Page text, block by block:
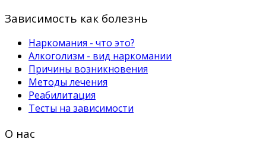
Зависимость как болезнь
Наркомания - что это?
Алкоголизм - вид наркомании
Причины возникновения
Методы лечения
Реабилитация
Тесты на зависимости
О нас